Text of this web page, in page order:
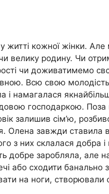
житті кожної жінки.
велику родину. Чи
чи доживатимемо
Всю свою
намагалася
господаркою.
залишив сім’ю,
Олена завжди ставила
з них склалася добра
добре заробляла, але
або сходити
на ноги, створювали